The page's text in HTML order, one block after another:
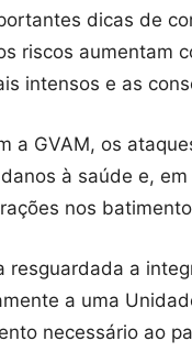
dicas de
riscos aumentam
intensos e as
a GVAM, os
à saúde e,
nos
resguardada a
a uma
necessário ao